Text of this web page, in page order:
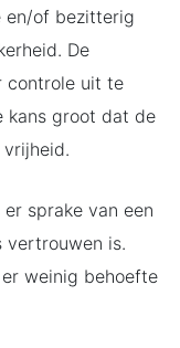
en/of bezitterig
De
controle uit te
kans groot dat de
sprake van een
vertrouwen is.
weinig behoefte